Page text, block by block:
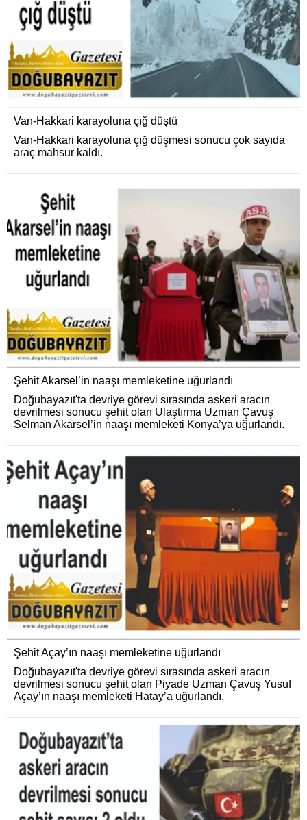
Van-Hakkari karayoluna çığ düştü
Van-Hakkari karayoluna çığ düşmesi sonucu çok sayıda
araç mahsur kaldı.
Şehit Akarsel’in naaşı memleketine uğurlandı
Doğubayazıt'ta devriye görevi sırasında askeri aracın
devrilmesi sonucu şehit olan Ulaştırma Uzman Çavuş
Selman Akarsel’in naaşı memleketi Konya’ya uğurlandı.
Şehit Açay’ın naaşı memleketine uğurlandı
Doğubayazıt'ta devriye görevi sırasında askeri aracın
devrilmesi sonucu şehit olan Piyade Uzman Çavuş Yusuf
Açay’ın naaşı memleketi Hatay’a uğurlandı.